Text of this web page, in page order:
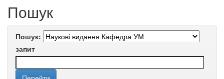
Пошук
Пошук:
запит